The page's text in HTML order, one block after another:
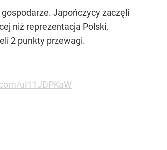
Japończycy zaczęli
niż reprezentacja Polski.
2 punkty przewagi.
uI11JDPKaW